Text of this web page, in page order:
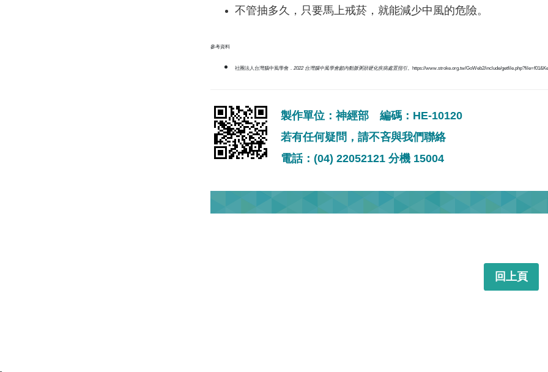
不管抽多久，只要馬上戒菸，就能減少中風的危險。
參考資料
社團法人台灣腦中風學會． 2022 台灣腦中風學會顱內動脈粥狀硬化疾病處置指引。https://www.stroke.org.tw/GoWeb2/include/
製作單位：神經部 編碼：HE-10120
若有任何疑問，請不吝與我們聯絡
電話：(04) 22052121 分機 15004
回上頁